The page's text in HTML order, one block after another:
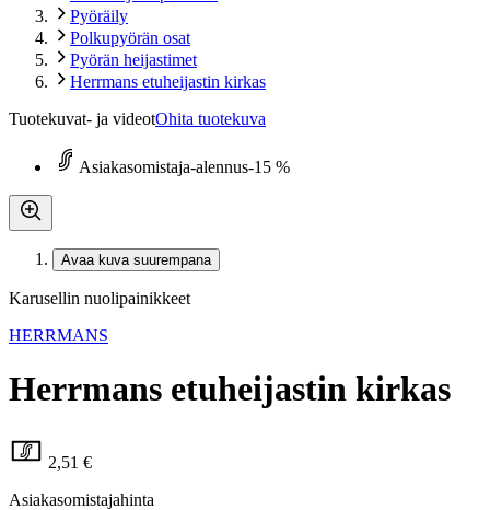
Pyöräily
Polkupyörän osat
Pyörän heijastimet
Herrmans etuheijastin kirkas
Tuotekuvat- ja videotOhita tuotekuva
Asiakasomistaja-alennus-15 %
Avaa kuva suurempana
Karusellin nuolipainikkeet
HERRMANS
Herrmans etuheijastin kirkas
2,51 €
Asiakasomistajahinta